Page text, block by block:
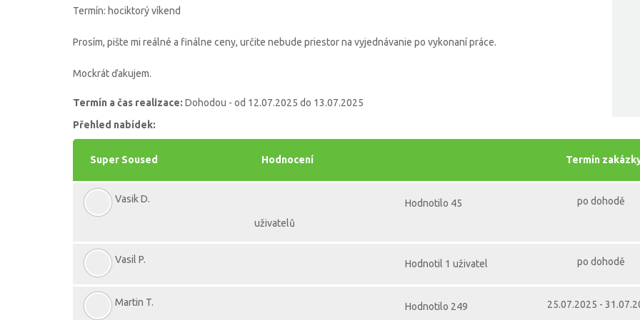
Termín: hociktorý víkend
Prosím, pište mi reálné a finálne ceny, určite nebude priestor na vyjednávanie po vykonaní práce.
Mockrát ďakujem.
Termín a čas realizace: Dohodou - od 12.07.2025 do 13.07.2025
Přehled nabídek:
Super Soused Hodnocení Termín
Vasik D.
Hodnotilo 45
uživatelů
po dohodě
Vasil P. Hodnotil 1 uživatel po dohodě
Martin T.
Hodnotilo 249
25.07.2025 -